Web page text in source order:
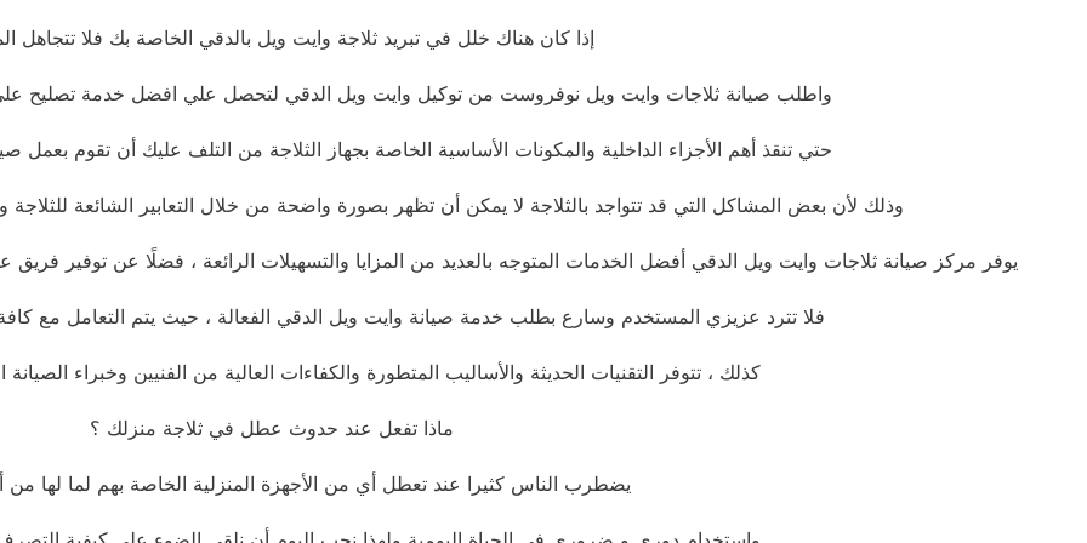
إذا كان هناك خلل في تبريد ثلاجة وايت ويل بالدقي الخاصة بك فلا تتجاهل
واطلب صيانة ثلاجات وايت ويل نوفروست من توكيل وايت ويل الدقي لتحصل علي افضل خدمة تصليح
حتي تنقذ أهم الأجزاء الداخلية والمكونات الأساسية الخاصة بجهاز الثلاجة من التلف عليك أن تقوم بعمل
وذلك لأن بعض المشاكل التي قد تتواجد بالثلاجة لا يمكن أن تظهر بصورة واضحة من خلال التعابير الشائعة للثلاجة
يوفر مركز صيانة ثلاجات وايت ويل الدقي أفضل الخدمات المتوجه بالعديد من المزايا والتسهيلات الرائعة ، فضلًا عن توفير
فلا تترد عزيزي المستخدم وسارع بطلب خدمة صيانة وايت ويل الدقي الفعالة ، حيث يتم التعامل مع
كذلك ، تتوفر التقنيات الحديثة والأساليب المتطورة والكفاءات العالية من الفنيين وخبراء
ماذا تفعل عند حدوث عطل في ثلاجة منزلك ؟
يضطرب الناس كثيرا عند تعطل أي من الأجهزة المنزلية الخاصة بهم لما لها من